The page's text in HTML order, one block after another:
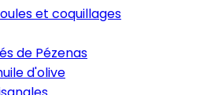
et coquillages
de Pézenas
d'olive